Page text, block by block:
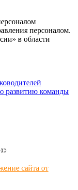
персоналом.
в области
развитию команды
©
сайта от